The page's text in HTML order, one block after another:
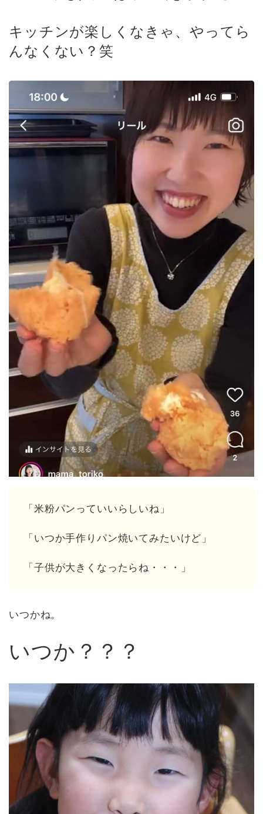
キッチンが楽しくなきゃ、やってら
んなくない？笑
「米粉パンっていいらしいね」
「いつか手作りパン焼いてみたいけど」
「子供が大きくなったらね・・・」
いつかね。
いつか？？？